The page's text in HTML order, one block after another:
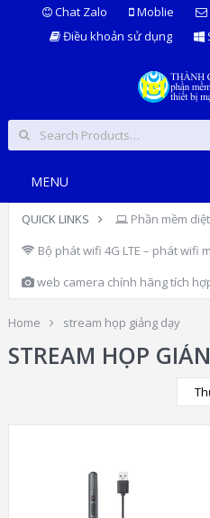
Chat Zalo Moblie
Điều khoản sử dụng
MENU
QUICK LINKS
Phần mềm
Bộ phát wifi 4G LTE – phát wifi
web camera chính hãng tích
Home stream họp giảng dạy
STREAM HỌP